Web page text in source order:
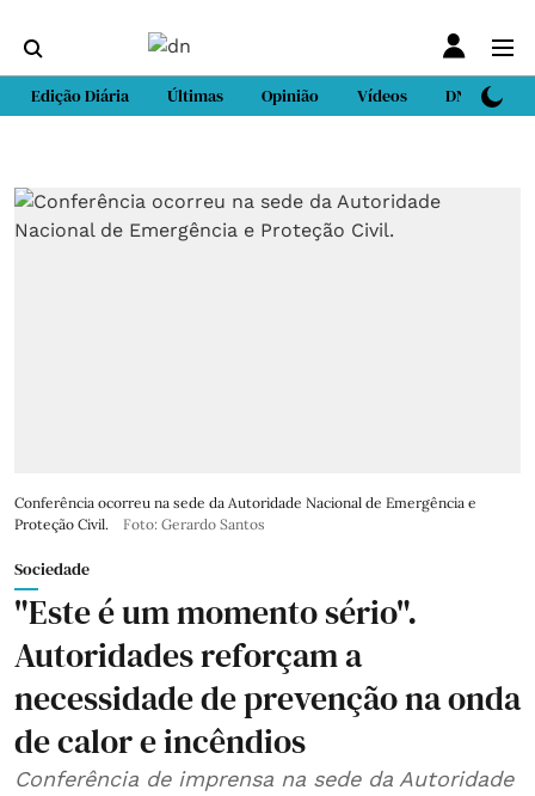
Edição Diária Últimas Opinião Vídeos DN Sport
Conferência ocorreu na sede da Autoridade Nacional de Emergência e
Proteção Civil.
Foto: Gerardo Santos
Sociedade
"Este é um momento sério".
Autoridades reforçam a
necessidade de prevenção na onda
de calor e incêndios
Conferência de imprensa na sede da Autoridade